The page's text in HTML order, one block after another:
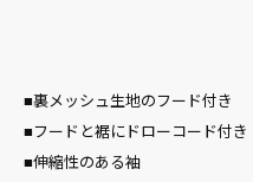
■裏メッシュ生地のフード付き
■フードと裾にドローコード付き
■伸縮性のある袖